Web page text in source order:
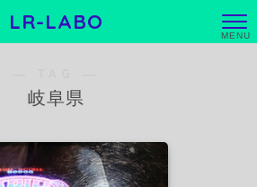
LR-LABO
岐阜県